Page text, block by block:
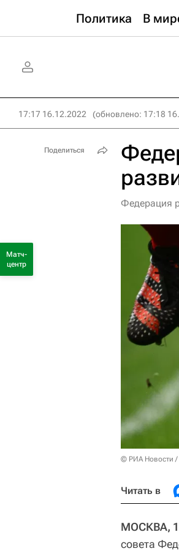
Политика В
17:17 16.12.2022 (обновлено: 17:18
Федерация
© РИА Новости /
Читать в
МОСКВА,
совета
Поделиться
Матч-
центр